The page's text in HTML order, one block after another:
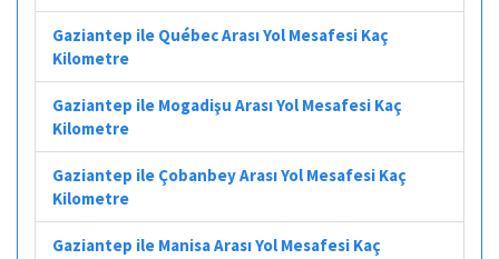
Gaziantep ile Québec Arası Yol Mesafesi Kaç
Kilometre
Gaziantep ile Mogadişu Arası Yol Mesafesi Kaç
Kilometre
Gaziantep ile Çobanbey Arası Yol Mesafesi Kaç
Kilometre
Gaziantep ile Manisa Arası Yol Mesafesi Kaç